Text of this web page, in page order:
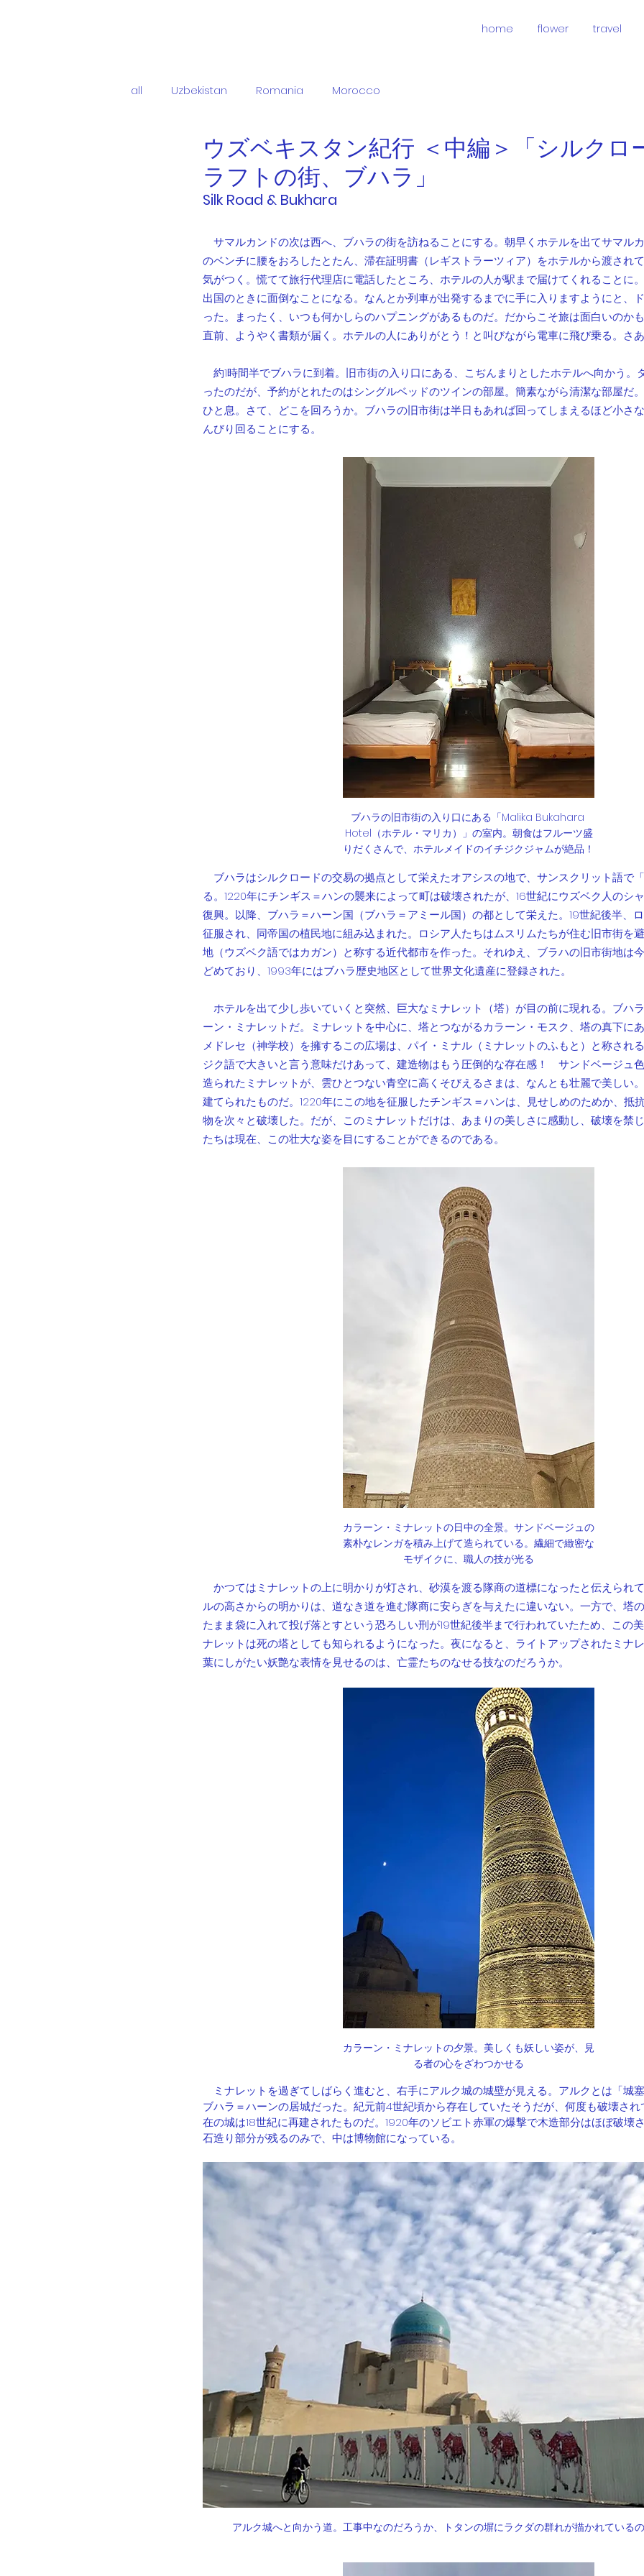
home flower travel
all Uzbekistan Romania Morocco
ウズベキスタン紀行 ＜中編＞「シルクロ
ラフトの街、ブハラ」
Silk Road & Bukhara
サマルカンドの次は西へ、ブハラの街を訪ねることにする。朝早くホテルを出てサマル
のベンチに腰をおろしたとたん、滞在証明書（レギストラーツィア）をホテルから渡され
気がつく。慌てて旅行代理店に電話したところ、ホテルの人が駅まで届けてくれることに
出国のときに面倒なことになる。なんとか列車が出発するまでに手に入りますようにと、
った。まったく、いつも何かしらのハプニングがあるものだ。だからこそ旅は面白いのか
直前、ようやく書類が届く。ホテルの人にありがとう！と叫びながら電車に飛び乗る。さ
約1時間半でブハラに到着。旧市街の入り口にある、こぢんまりとしたホテルへ向かう。
ったのだが、予約がとれたのはシングルベッドのツインの部屋。簡素ながら清潔な部屋だ
ひと息。さて、どこを回ろうか。ブハラの旧市街は半日もあれば回ってしまえるほど小さ
んびり回ることにする。
ブハラの旧市街の入り口にある「Malika Bukahara
Hotel（ホテル・マリカ）」の室内。朝食はフルーツ盛
りだくさんで、ホテルメイドのイチジクジャムが絶品！
ブハラはシルクロードの交易の拠点として栄えたオアシスの地で、サンスクリット語で
る。1220年にチンギス＝ハンの襲来によって町は破壊されたが、16世紀にウズベク人のシ
復興。以降、ブハラ＝ハーン国（ブハラ＝アミール国）の都として栄えた。19世紀後半、
征服され、同帝国の植民地に組み込まれた。ロシア人たちはムスリムたちが住む旧市街を
地（ウズベク語ではカガン）と称する近代都市を作った。それゆえ、ブラハの旧市街地は
どめており、1993年にはブハラ歴史地区として世界文化遺産に登録された。
ホテルを出て少し歩いていくと突然、巨大なミナレット（塔）が目の前に現れる。ブハ
ーン・ミナレットだ。ミナレットを中心に、塔とつながるカラーン・モスク、塔の真下に
メドレセ（神学校）を擁するこの広場は、パイ・ミナル（ミナレットのふもと）と称され
ジク語で大きいと言う意味だけあって、建造物はもう圧倒的な存在感！　サンドベージュ
造られたミナレットが、雲ひとつない青空に高くそびえるさまは、なんとも壮麗で美しい。
建てられたものだ。1220年にこの地を征服したチンギス＝ハンは、見せしめのためか、抵
物を次々と破壊した。だが、このミナレットだけは、あまりの美しさに感動し、破壊を禁
たちは現在、この壮大な姿を目にすることができるのである。
カラーン・ミナレットの日中の全景。サンドベージュの
素朴なレンガを積み上げて造られている。繊細で緻密な
モザイクに、職人の技が光る
かつてはミナレットの上に明かりが灯され、砂漠を渡る隊商の道標になったと伝えられ
ルの高さからの明かりは、道なき道を進む隊商に安らぎを与えたに違いない。一方で、塔
たまま袋に入れて投げ落とすという恐ろしい刑が19世紀後半まで行われていたため、この
ナレットは死の塔としても知られるようになった。夜になると、ライトアップされたミナ
葉にしがたい妖艶な表情を見せるのは、亡霊たちのなせる技なのだろうか。
カラーン・ミナレットの夕景。美しくも妖しい姿が、見
る者の心をざわつかせる
ミナレットを過ぎてしばらく進むと、右手にアルク城の城壁が見える。アルクとは「城
ブハラ＝ハーンの居城だった。紀元前4世紀頃から存在していたそうだが、何度も破壊さ
在の城は18世紀に再建されたものだ。1920年のソビエト赤軍の爆撃で木造部分はほぼ破壊
石造り部分が残るのみで、中は博物館になっている。
アルク城へと向かう道。工事中なのだろうか、トタンの塀にラクダの群れが描かれている